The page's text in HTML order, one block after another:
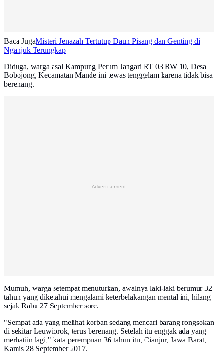
Baca JugaMisteri Jenazah Tertutup Daun Pisang dan Genting di
Nganjuk Terungkap
Diduga, warga asal Kampung Perum Jangari RT 03 RW 10, Desa
Bobojong, Kecamatan Mande ini tewas tenggelam karena tidak bisa
berenang.
Advertisement
Mumuh, warga setempat menuturkan, awalnya laki-laki berumur 32
tahun yang diketahui mengalami keterbelakangan mental ini, hilang
sejak Rabu 27 September sore.
"Sempat ada yang melihat korban sedang mencari barang rongsokan
di sekitar Leuwiorok, terus berenang. Setelah itu enggak ada yang
merhatiin lagi," kata perempuan 36 tahun itu, Cianjur, Jawa Barat,
Kamis 28 September 2017.